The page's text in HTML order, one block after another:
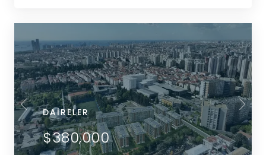
DAIRELER
$380,000